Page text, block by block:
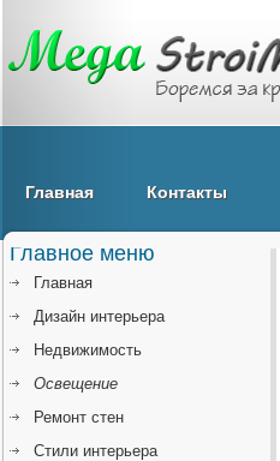
Главная Контакты
Главное меню
Главная
Дизайн интерьера
Недвижимость
Освещение
Ремонт стен
Стили интерьера